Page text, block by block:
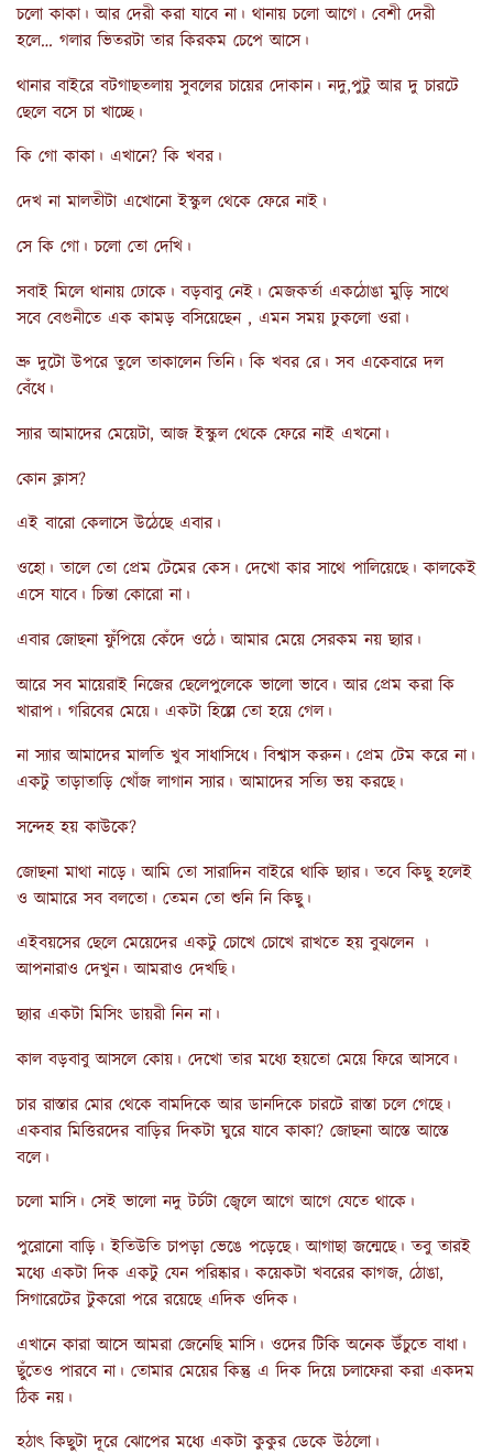
চলো কাকা। আর দেরী করা যাবে না। থানায় চলো আগে। বেশী দেরী
হলে… গলার ভিতরটা তার কিরকম চেপে আসে।
থানার বাইরে বটগাছতলায় সুবলের চায়ের দোকান। নদু,পুটু আর দু চারটে
ছেলে বসে চা খাচ্ছে।
কি গো কাকা। এখানে? কি খবর।
দেখ না মালতীটা এখোনো ইস্কুল থেকে ফেরে নাই।
সে কি গো। চলো তো দেখি।
সবাই মিলে থানায় ঢোকে। বড়বাবু নেই। মেজকর্তা একঠোঙা মুড়ি সাথে
সবে বেগুনীতে এক কামড় বসিয়েছেন , এমন সময় ঢুকলো ওরা।
ভ্রু দুটো উপরে তুলে তাকালেন তিনি। কি খবর রে। সব একেবারে দল
বেঁধে।
স্যার আমাদের মেয়েটা, আজ ইস্কুল থেকে ফেরে নাই এখনো।
কোন ক্লাস?
এই বারো কেলাসে উঠেছে এবার।
ওহো। তালে তো প্রেম টেমের কেস। দেখো কার সাথে পালিয়েছে। কালকেই
এসে যাবে। চিন্তা কোরো না।
এবার জোছনা ফুঁপিয়ে কেঁদে ওঠে। আমার মেয়ে সেরকম নয় ছ্যার।
আরে সব মায়েরাই নিজের ছেলেপুলেকে ভালো ভাবে। আর প্রেম করা কি
খারাপ। গরিবের মেয়ে। একটা হিল্লে তো হয়ে গেল।
না স্যার আমাদের মালতি খুব সাধাসিধে। বিশ্বাস করুন। প্রেম টেম করে না।
একটু তাড়াতাড়ি খোঁজ লাগান স্যার। আমাদের সত্যি ভয় করছে।
সন্দেহ হয় কাউকে?
জোছনা মাথা নাড়ে। আমি তো সারাদিন বাইরে থাকি ছ্যার। তবে কিছু হলেই
ও আমারে সব বলতো। তেমন তো শুনি নি কিছু।
এইবয়সের ছেলে মেয়েদের একটু চোখে চোখে রাখতে হয় বুঝলেন ।
আপনারাও দেখুন। আমরাও দেখছি।
ছ্যার একটা মিসিং ডায়রী নিন না।
কাল বড়বাবু আসলে কোয়। দেখো তার মধ্যে হয়তো মেয়ে ফিরে আসবে।
চার রাস্তার মোর থেকে বামদিকে আর ডানদিকে চারটে রাস্তা চলে গেছে।
একবার মিত্তিরদের বাড়ির দিকটা ঘুরে যাবে কাকা? জোছনা আস্তে আস্তে
বলে।
চলো মাসি। সেই ভালো নদু টর্চটা জ্বেলে আগে আগে যেতে থাকে।
পুরোনো বাড়ি। ইতিউতি চাপড়া ভেঙে পড়েছে। আগাছা জন্মেছে। তবু তারই
মধ্যে একটা দিক একটু যেন পরিষ্কার। কয়েকটা খবরের কাগজ, ঠোঙা,
সিগারেটের টুকরো পরে রয়েছে এদিক ওদিক।
এখানে কারা আসে আমরা জেনেছি মাসি। ওদের টিকি অনেক উঁচুতে বাধা।
ছুঁতেও পারবে না। তোমার মেয়ের কিন্তু এ দিক দিয়ে চলাফেরা করা একদম
ঠিক নয়।
হঠাৎ কিছুটা দূরে ঝোপের মধ্যে একটা কুকুর ডেকে উঠলো।